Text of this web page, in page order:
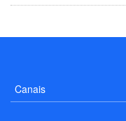
Canais